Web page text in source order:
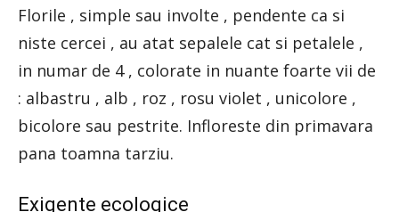
Florile , simple sau involte , pendente ca si
niste cercei , au atat sepalele cat si petalele ,
in numar de 4 , colorate in nuante foarte vii de
: albastru , alb , roz , rosu violet , unicolore ,
bicolore sau pestrite. Infloreste din primavara
pana toamna tarziu.
Exigente ecologice